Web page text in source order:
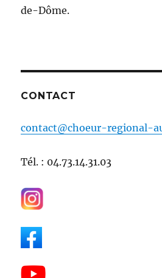
de-Dôme.
CONTACT
contact@choeur-regional-
Tél. : 04.73.14.31.03